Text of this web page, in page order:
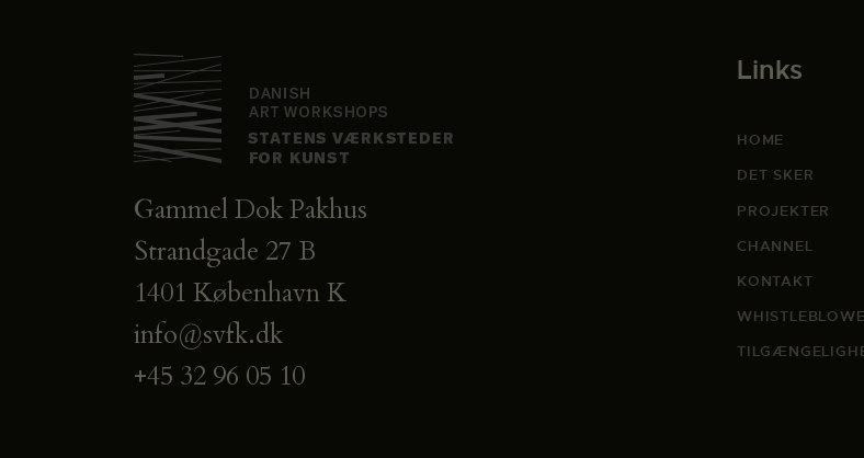
Gammel Dok Pakhus
Strandgade 27 B
1401 København K
info@svfk.dk
+45 32 96 05 10
Links
HOME
DET SKER
PROJEKTER
CHANNEL
KONTAKT